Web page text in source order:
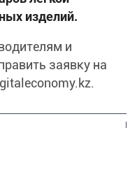
изделий.
и
заявку на